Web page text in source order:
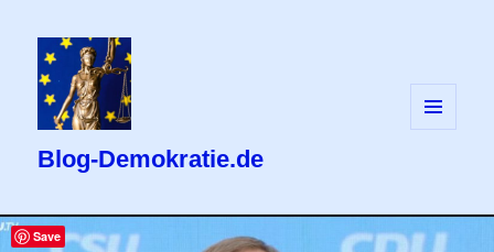
Blog-Demokratie.de
Save